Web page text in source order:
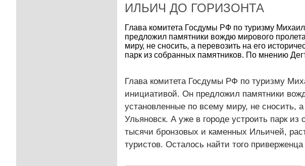
ИЛЬИЧ ДО ГОРИЗОНТА
Глава комитета Госдумы РФ по туризму
предложил памятники вождю мирового
миру, не сносить, а перевозить на его
парк из собранных памятников. По мнению
Глава комитета Госдумы РФ по туризму
инициативой. Он предложил памятники
установленные по всему миру, не сносить,
Ульяновск. А уже в городе устроить парк
тысячи бронзовых и каменных Ильичей,
туристов. Осталось найти того